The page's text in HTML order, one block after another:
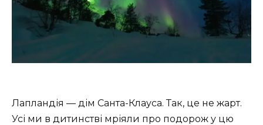
Лапландія — дім Санта-Клауса. Так, це не жарт.
Усі ми в дитинстві мріяли про подорож у цю